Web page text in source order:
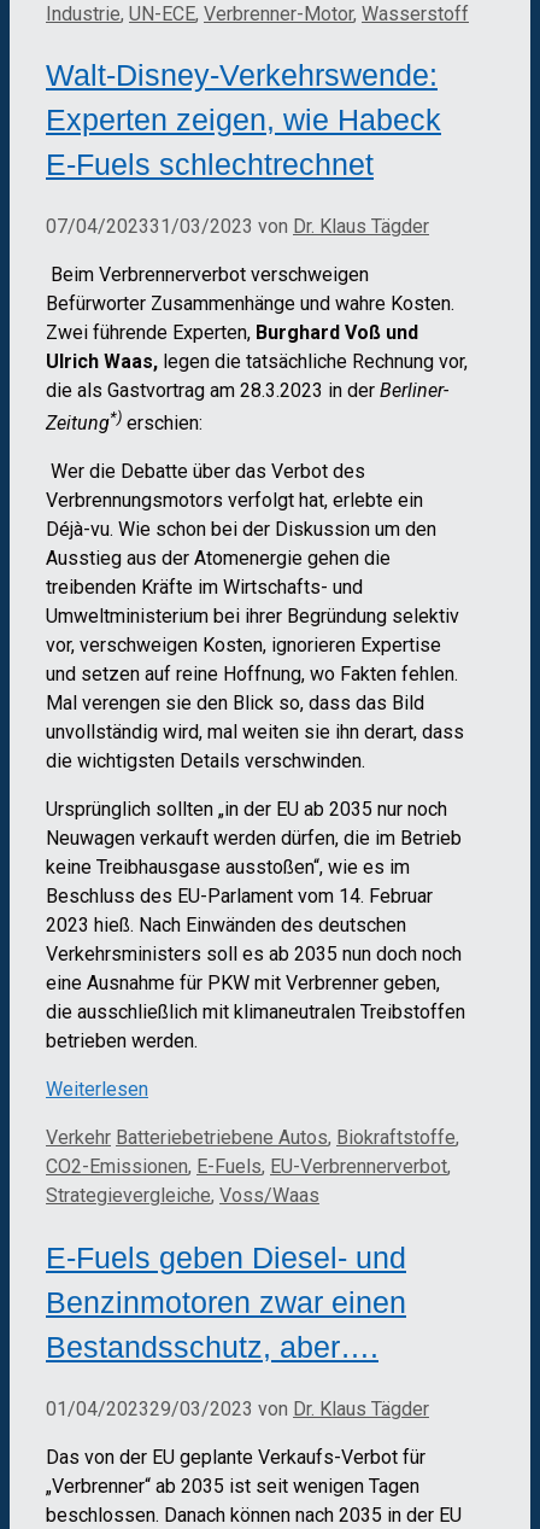
Industrie, UN-ECE, Verbrenner-Motor, Wasserstoff
Walt-Disney-Verkehrswende:
Experten zeigen, wie Habeck
E-Fuels schlechtrechnet
07/04/202331/03/2023 von Dr. Klaus Tägder
Beim Verbrennerverbot verschweigen
Befürworter Zusammenhänge und wahre Kosten.
Zwei führende Experten, Burghard Voß und
Ulrich Waas, legen die tatsächliche Rechnung vor,
die als Gastvortrag am 28.3.2023 in der Berliner-
Zeitung*) erschien:
Wer die Debatte über das Verbot des
Verbrennungsmotors verfolgt hat, erlebte ein
Déjà-vu. Wie schon bei der Diskussion um den
Ausstieg aus der Atomenergie gehen die
treibenden Kräfte im Wirtschafts- und
Umweltministerium bei ihrer Begründung selektiv
vor, verschweigen Kosten, ignorieren Expertise
und setzen auf reine Hoffnung, wo Fakten fehlen.
Mal verengen sie den Blick so, dass das Bild
unvollständig wird, mal weiten sie ihn derart, dass
die wichtigsten Details verschwinden.
Ursprünglich sollten „in der EU ab 2035 nur noch
Neuwagen verkauft werden dürfen, die im Betrieb
keine Treibhausgase ausstoßen“, wie es im
Beschluss des EU-Parlament vom 14. Februar
2023 hieß. Nach Einwänden des deutschen
Verkehrsministers soll es ab 2035 nun doch noch
eine Ausnahme für PKW mit Verbrenner geben,
die ausschließlich mit klimaneutralen Treibstoffen
betrieben werden.
Weiterlesen
Kategorien
Verkehr Schlagwörter
Batteriebetriebene Autos, Biokraftstoffe,
CO2-Emissionen, E-Fuels, EU-Verbrennerverbot,
Strategievergleiche, Voss/Waas
E-Fuels geben Diesel- und
Benzinmotoren zwar einen
Bestandsschutz, aber….
01/04/202329/03/2023 von Dr. Klaus Tägder
Das von der EU geplante Verkaufs-Verbot für
„Verbrenner“ ab 2035 ist seit wenigen Tagen
beschlossen. Danach können nach 2035 in der EU